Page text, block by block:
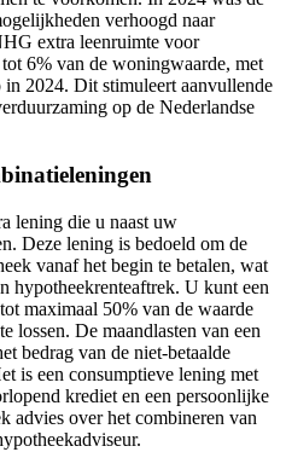
verhoogd naar
extra leenruimte voor
6% van de woningwaarde, met
2024. Dit stimuleert aanvullende
op de Nederlandse
lening die u naast uw
Deze lening is bedoeld om de
vanaf het begin te betalen, wat
hypotheekrenteaftrek. U kunt een
maximaal 50% van de waarde
lossen. De maandlasten van een
bedrag van de niet-betaalde
is een consumptieve lening met
krediet en een persoonlijke
advies over het combineren van